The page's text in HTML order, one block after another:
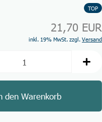
TOP
21,70 EUR
inkl. 19% MwSt. zzgl. Versand
den Warenkorb